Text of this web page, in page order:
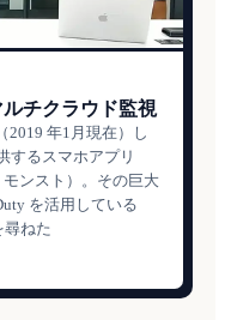
チクラウド監視
2019 年1月現在）し
するスマホアプリ
モンスト）。その巨大
を活用している
尋ねた